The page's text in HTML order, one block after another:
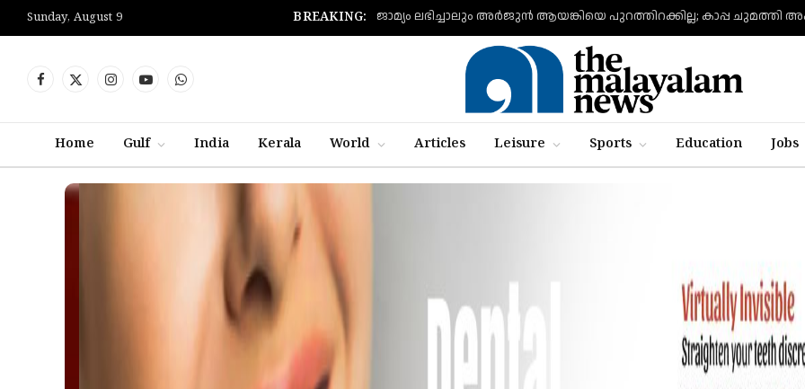
Sunday, August 9 BREAKING: ജാമ്യം ലഭിച്ചാലും അര്‍ജുന്‍ ആയങ്കിയെ പുറത്തിറക്കില്ല; കാപ്പ ചുമത്തി
Facebook
X
InstagramYouTubeWhatsApp
Home Gulf India Kerala World Articles Leisure Sports Education Jobs